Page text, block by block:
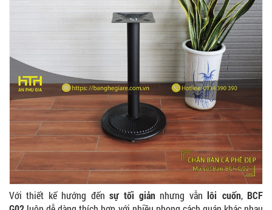
Với thiết kế hướng đếnsự tối giản nhưng vẫnlôi cuốn,BCF